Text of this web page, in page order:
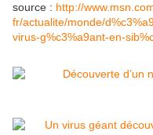
source : http://
fr/actualite/monde/
virus-g%c3%a9ant-en-